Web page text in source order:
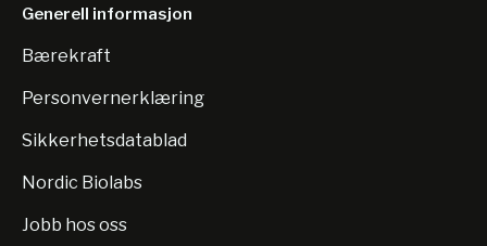
Generell informasjon
Bærekraft
Personvernerklæring
Sikkerhetsdatablad
Nordic Biolabs
Jobb hos oss